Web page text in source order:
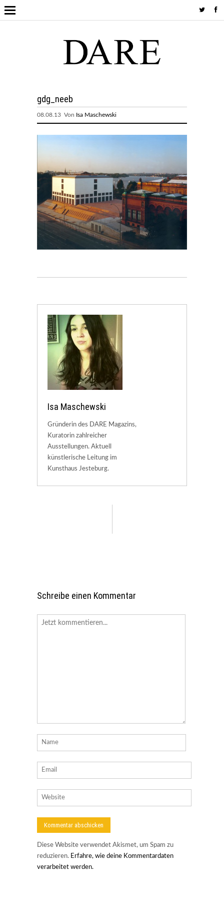
gdg_neeb
08.08.13 Von Isa Maschewski
Isa Maschewski
Gründerin des DARE Magazins,
Kuratorin zahlreicher
Ausstellungen. Aktuell
künstlerische Leitung im
Kunsthaus Jesteburg.
Schreibe einen Kommentar
Diese Website verwendet Akismet, um Spam zu
reduzieren. Erfahre, wie deine Kommentardaten
verarbeitet werden.